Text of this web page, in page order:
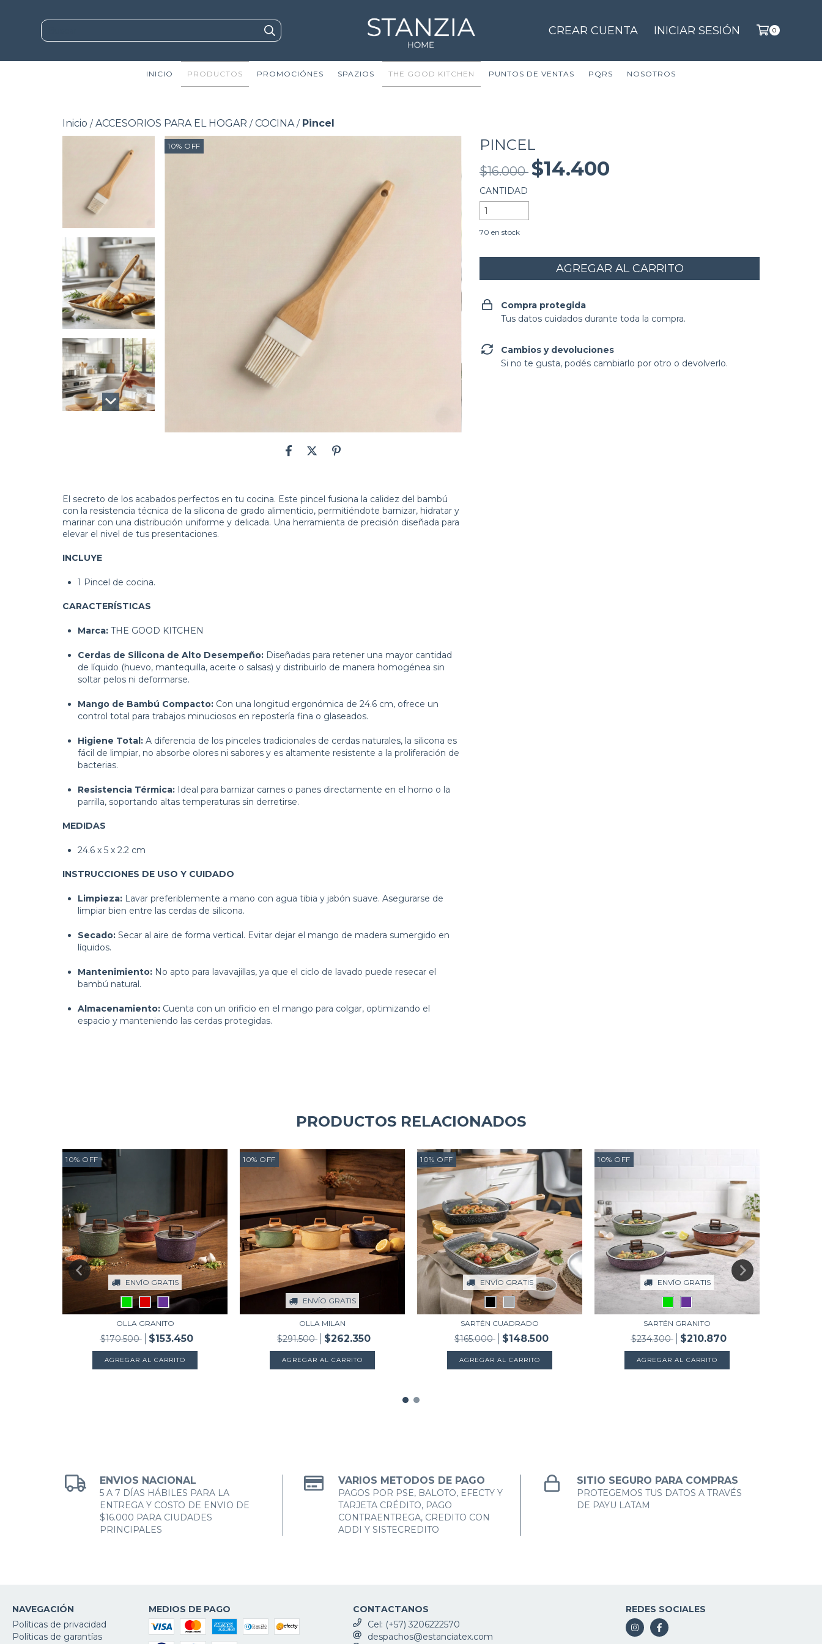
CREAR CUENTA INICIAR SESIÓN 0
INICIO PRODUCTOS PROMOCIÓNES SPAZIOS THE GOOD KITCHEN PUNTOS DE VENTAS PQRS NOSOTROS
Inicio / ACCESORIOS PARA EL HOGAR / COCINA / Pincel
10% OFF
El secreto de los acabados perfectos en tu cocina. Este pincel fusiona la calidez del bambú
con la resistencia técnica de la silicona de grado alimenticio, permitiéndote barnizar, hidratar y
marinar con una distribución uniforme y delicada. Una herramienta de precisión diseñada para
elevar el nivel de tus presentaciones.
INCLUYE
1 Pincel de cocina.
CARACTERÍSTICAS
Marca: THE GOOD KITCHEN
Cerdas de Silicona de Alto Desempeño: Diseñadas para retener una mayor cantidad
de líquido (huevo, mantequilla, aceite o salsas) y distribuirlo de manera homogénea sin
soltar pelos ni deformarse.
Mango de Bambú Compacto: Con una longitud ergonómica de 24.6 cm, ofrece un
control total para trabajos minuciosos en repostería fina o glaseados.
Higiene Total: A diferencia de los pinceles tradicionales de cerdas naturales, la silicona es
fácil de limpiar, no absorbe olores ni sabores y es altamente resistente a la proliferación de
bacterias.
Resistencia Térmica: Ideal para barnizar carnes o panes directamente en el horno o la
parrilla, soportando altas temperaturas sin derretirse.
MEDIDAS
24.6 x 5 x 2.2 cm
INSTRUCCIONES DE USO Y CUIDADO
Limpieza: Lavar preferiblemente a mano con agua tibia y jabón suave. Asegurarse de
limpiar bien entre las cerdas de silicona.
Secado: Secar al aire de forma vertical. Evitar dejar el mango de madera sumergido en
líquidos.
Mantenimiento: No apto para lavavajillas, ya que el ciclo de lavado puede resecar el
bambú natural.
Almacenamiento: Cuenta con un orificio en el mango para colgar, optimizando el
espacio y manteniendo las cerdas protegidas.
PINCEL
$16.000 $14.400
CANTIDAD
70 en stock
Compra protegida
Tus datos cuidados durante toda la compra.
Cambios y devoluciones
Si no te gusta, podés cambiarlo por otro o devolverlo.
PRODUCTOS RELACIONADOS
10% OFF
ENVÍO GRATIS
OLLA GRANITO
$170.500 $153.450
AGREGAR AL CARRITO
10% OFF
ENVÍO GRATIS
OLLA MILAN
$291.500 $262.350
AGREGAR AL CARRITO
10% OFF
ENVÍO GRATIS
SARTÉN CUADRADO
$165.000 $148.500
AGREGAR AL CARRITO
10% OFF
ENVÍO GRATIS
SARTÉN GRANITO
$234.300 $210.870
AGREGAR AL CARRITO
ENVIOS NACIONAL
5 A 7 DÍAS HÁBILES PARA LA
ENTREGA Y COSTO DE ENVIO DE
$16.000 PARA CIUDADES
PRINCIPALES
VARIOS METODOS DE PAGO
PAGOS POR PSE, BALOTO, EFECTY Y
TARJETA CRÉDITO, PAGO
CONTRAENTREGA, CREDITO CON
ADDI Y SISTECREDITO
SITIO SEGURO PARA COMPRAS
PROTEGEMOS TUS DATOS A TRAVÉS
DE PAYU LATAM
NAVEGACIÓN
Políticas de privacidad
Políticas de garantías
MEDIOS DE PAGO
CONTACTANOS
Cel: (+57) 3206222570
despachos@estanciatex.com
REDES SOCIALES